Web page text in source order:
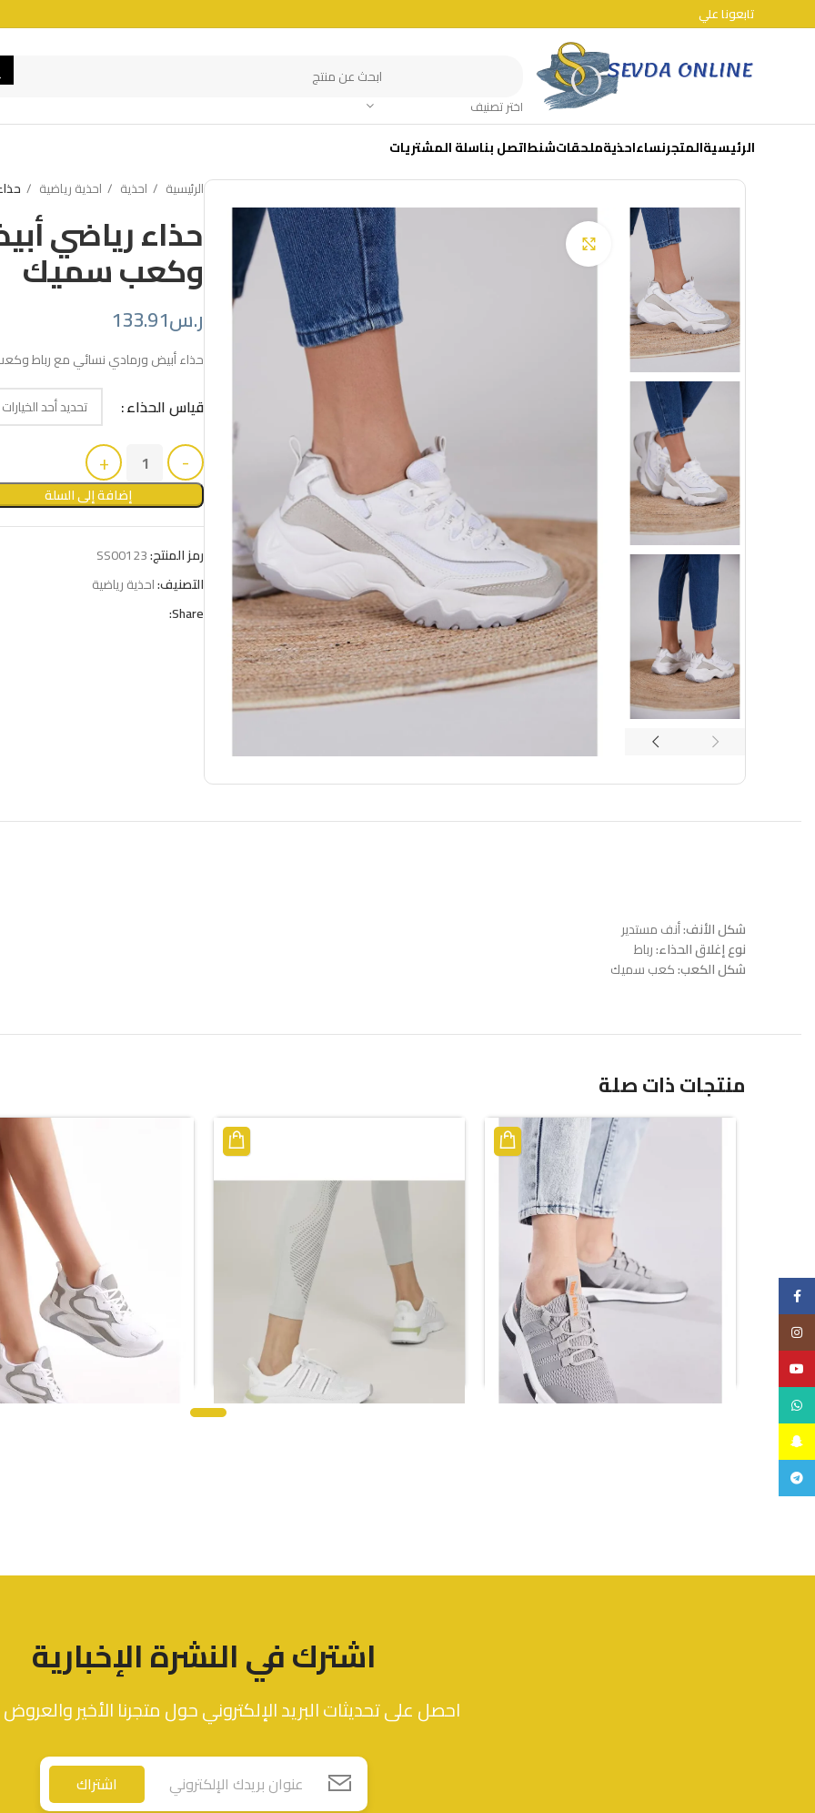
تابعونا علي
اختر تصنيف
الرئيسيةالمتجرنساءاحذيةملحقاتشنطاتصل بناسلة المشتريات
الرئيسية احذية احذية رياضية
حذاء رياضي
وكعب سميك
ر.س133.91
حذاء أبيض ورمادي نسائي مع رباط
قياس الحذاء
إضافة إلى السلة
رمز المنتج:SS00123
التصنيف:احذية رياضية
Share:
شكل الأنف:أنف مستدير
نوع إغلاق الحذاء:رباط
شكل الكعب:كعب سميك
منتجات ذات صلة
اشترك في النشرة الإخبارية
احصل على تحديثات البريد الإلكتروني حول متجرنا الأخير
اشتراك
WhatsApp